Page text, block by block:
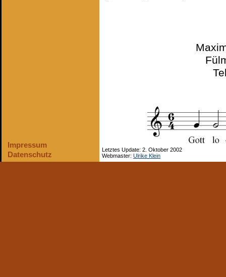
Impressum
Datenschutz
Letztes Update: 2. Oktober 2002
Webmaster: Ulrike Klein